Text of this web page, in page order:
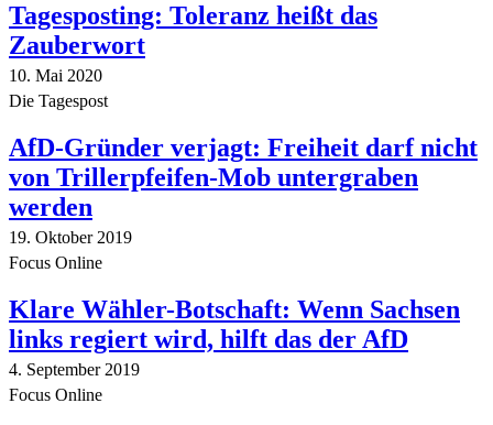
Tagesposting: Toleranz heißt das
Zauberwort
10. Mai 2020
Die Tagespost
AfD-Gründer verjagt: Freiheit darf nicht
von Trillerpfeifen-Mob untergraben
werden
19. Oktober 2019
Focus Online
Klare Wähler-Botschaft: Wenn Sachsen
links regiert wird, hilft das der AfD
4. September 2019
Focus Online